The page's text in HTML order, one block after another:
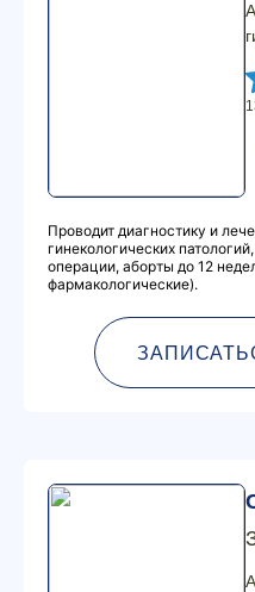
Проводит диагностику и
гинекологических
операции, аборты до 12
фармакологические).